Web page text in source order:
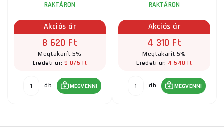
RAKTÁRON
Akciós ár
8 620 Ft
Megtakarít 5%
Eredeti ár:9 075 Ft
db MEGVENNI
RAKTÁRON
Akciós ár
4 310 Ft
Megtakarít 5%
Eredeti ár:4 540 Ft
db MEGVENNI